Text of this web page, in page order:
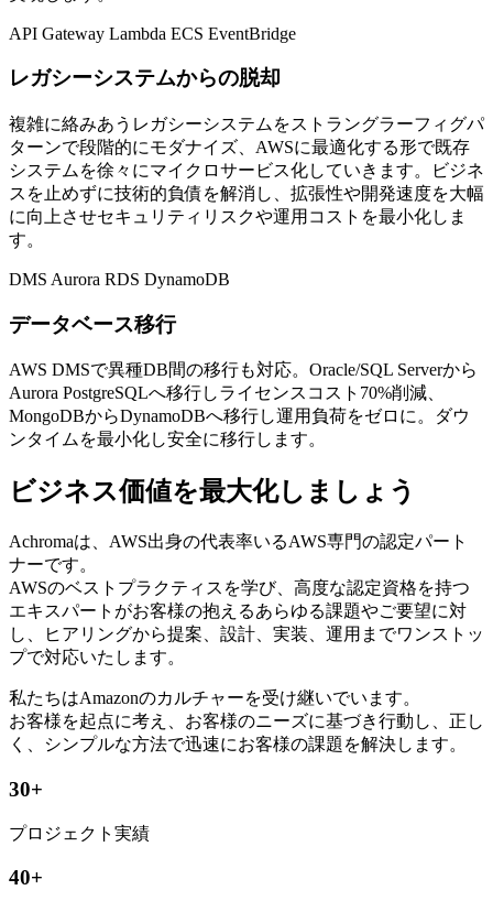
API Gateway Lambda ECS EventBridge
レガシーシステムからの脱却
複雑に絡みあうレガシーシステムをストラングラーフィグパ
ターンで段階的にモダナイズ、AWSに最適化する形で既存
システムを徐々にマイクロサービス化していきます。ビジネ
スを止めずに技術的負債を解消し、拡張性や開発速度を大幅
に向上させセキュリティリスクや運用コストを最小化しま
す。
DMS Aurora RDS DynamoDB
データベース移行
AWS DMSで異種DB間の移行も対応。Oracle/SQL Serverから
Aurora PostgreSQLへ移行しライセンスコスト70%削減、
MongoDBからDynamoDBへ移行し運用負荷をゼロに。ダウ
ンタイムを最小化し安全に移行します。
ビジネス価値を最大化しましょう
Achromaは、AWS出身の代表率いるAWS専門の認定パート
ナーです。
AWSのベストプラクティスを学び、高度な認定資格を持つ
エキスパートがお客様の抱えるあらゆる課題やご要望に対
し、ヒアリングから提案、設計、実装、運用までワンストッ
プで対応いたします。
私たちはAmazonのカルチャーを受け継いでいます。
お客様を起点に考え、お客様のニーズに基づき行動し、正し
く、シンプルな方法で迅速にお客様の課題を解決します。
30+
プロジェクト実績
40+